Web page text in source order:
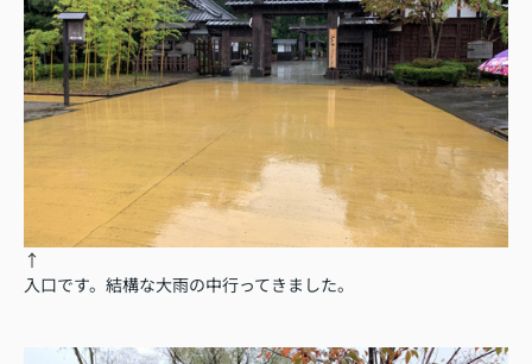
↑
入口です。結構な大雨の中行ってきました。